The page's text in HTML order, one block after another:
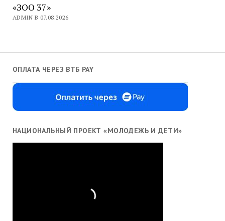
ОПЛАТА ЧЕРЕЗ ВТБ PAY
НАЦИОНАЛЬНЫЙ ПРОЕКТ «МОЛОДЕЖЬ И ДЕТИ»
«ЗОО 37»
ADMIN В 07.08.2026